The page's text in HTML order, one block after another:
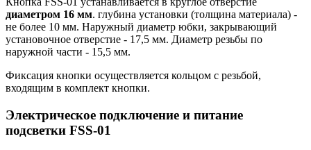
диаметром 16 мм. глубина установки (толщина материала) -
не более 10 мм. Наружный диаметр юбки, закрывающий
установочное отверстие - 17,5 мм. Диаметр резьбы по
наружной части - 15,5 мм.
Фиксация кнопки осуществляется кольцом с резьбой,
входящим в комплект кнопки.
Электрическое подключение и питание
подсветки FSS-01